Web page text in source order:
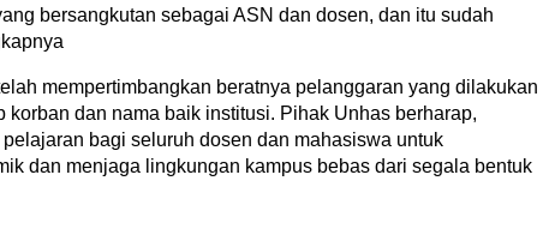
bersangkutan sebagai ASN dan dosen, dan itu sudah
mempertimbangkan beratnya pelanggaran yang dilakukan
korban dan nama baik institusi. Pihak Unhas berharap,
bagi seluruh dosen dan mahasiswa untuk
dan menjaga lingkungan kampus bebas dari segala bentuk